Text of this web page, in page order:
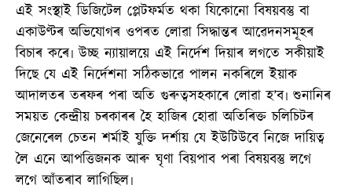
এই সংস্থাই ডিজিটেল প্লেটফৰ্মত থকা যিকোনো বিষয়বস্তু বা
একাউণ্টৰ অভিযোগৰ ওপৰত লোৱা সিদ্ধান্তৰ আৱেদনসমূহৰ
বিচাৰ কৰে৷ উচ্ছ ন্যায়ালয়ে এই নিৰ্দেশ দিয়াৰ লগতে সকীয়াই
দিছে যে এই নিৰ্দেশনা সঠিকভাৱে পালন নকৰিলে ইয়াক
আদালতৰ তৰফৰ পৰা অতি গুৰুত্বসহকাৰে লোৱা হ’ব৷ শুনানিৰ
সময়ত কেন্দ্ৰীয় চৰকাৰৰ হৈ হাজিৰ হোৱা অতিৰিক্ত চলিচিটৰ
জেনেৰেল চেতন শৰ্মাই যুক্তি দৰ্শায় যে ইউটিউবে নিজে দায়িত্ব
লৈ এনে আপত্তিজনক আৰু ঘৃণা বিয়পাব পৰা বিষয়বস্তু লগে
লগে আঁতৰাব লাগিছিল৷